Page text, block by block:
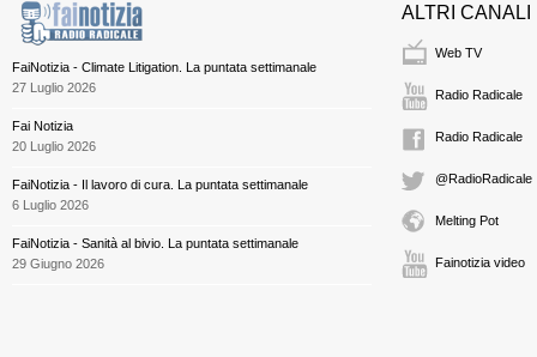
FaiNotizia - Climate Litigation. La puntata settimanale
27 Luglio 2026
Fai Notizia
20 Luglio 2026
FaiNotizia - Il lavoro di cura. La puntata settimanale
6 Luglio 2026
FaiNotizia - Sanità al bivio. La puntata settimanale
29 Giugno 2026
ALTRI CANALI
Web TV
Radio Radicale
Radio Radicale
@RadioRadicale
Melting Pot
Fainotizia video